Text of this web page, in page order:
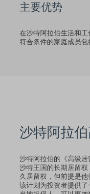
主要优势
在沙特阿拉伯生活和
符合条件的家庭成员包
沙特阿拉
沙特阿拉伯的《高级
沙特王国的长期居留
久居留权，但前提是他
该计划为投资者提供